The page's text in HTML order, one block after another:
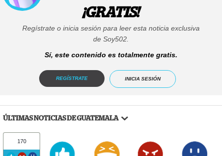
¡GRATIS!
Regístrate o inicia sesión para leer esta noticia exclusiva
de Soy502.
Sí, este contenido es totalmente gratis.
REGÍSTRATE INICIA SESIÓN
ÚLTIMAS NOTICIAS DE GUATEMALA
170